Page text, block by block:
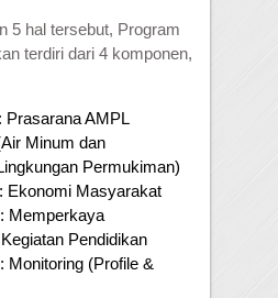
5 hal tersebut, Program
terdiri dari 4 komponen,
Prasarana AMPL
Minum dan
Permukiman)
Ekonomi Masyarakat
Memperkaya
Pendidikan
Monitoring (Profile &